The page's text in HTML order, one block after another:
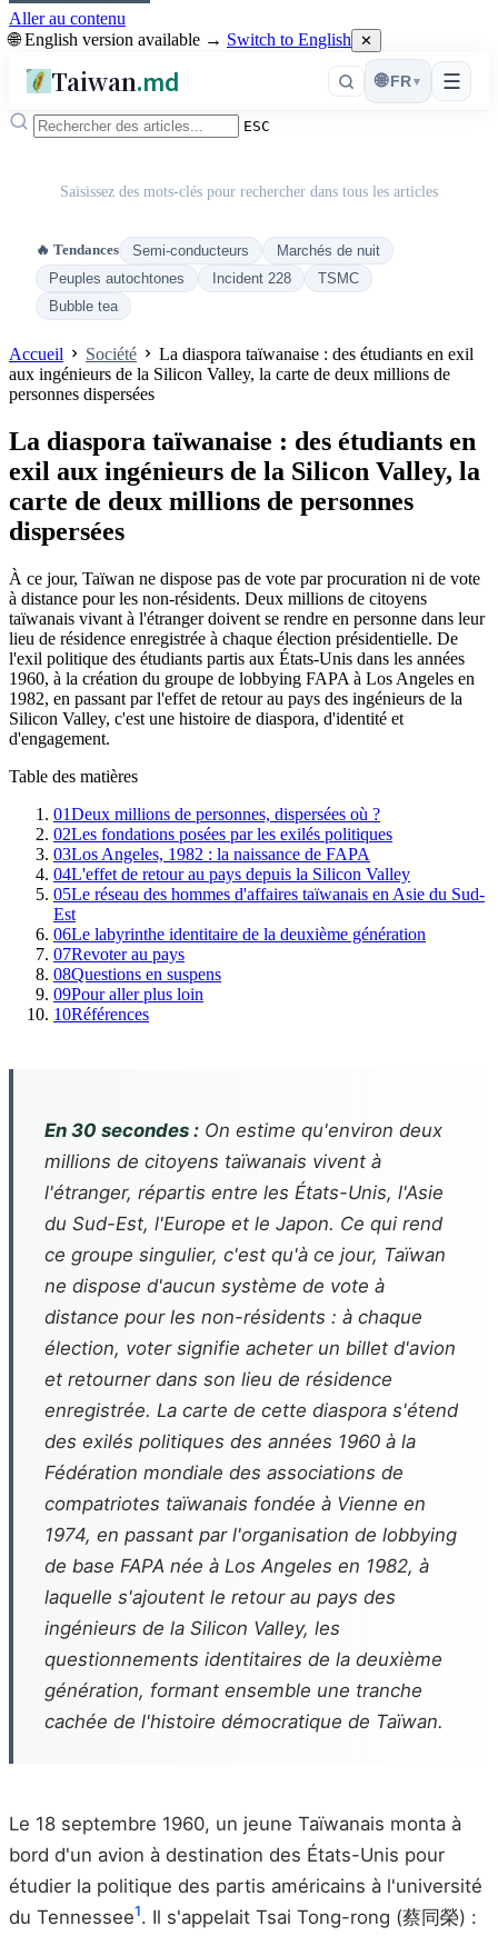
Aller au contenu
🌐 English version available → Switch to English ✕
Taiwan.md ☰
🌐 FR ▾
ESC
Saisissez des mots-clés pour rechercher dans tous les articles
🔥 Tendances Semi-conducteurs
Marchés de nuit
Peuples autochtones
Incident 228
TSMC
Bubble tea
Accueil Société
La diaspora taïwanaise : des étudiants en exil
aux ingénieurs de la Silicon Valley, la carte de deux millions de
personnes dispersées
La diaspora taïwanaise : des étudiants en
exil aux ingénieurs de la Silicon Valley, la
carte de deux millions de personnes
dispersées
À ce jour, Taïwan ne dispose pas de vote par procuration ni de vote
à distance pour les non-résidents. Deux millions de citoyens
taïwanais vivant à l'étranger doivent se rendre en personne dans leur
lieu de résidence enregistrée à chaque élection présidentielle. De
l'exil politique des étudiants partis aux États-Unis dans les années
1960, à la création du groupe de lobbying FAPA à Los Angeles en
1982, en passant par l'effet de retour au pays des ingénieurs de la
Silicon Valley, c'est une histoire de diaspora, d'identité et
d'engagement.
Table des matières
01Deux millions de personnes, dispersées où ?
02Les fondations posées par les exilés politiques
03Los Angeles, 1982 : la naissance de FAPA
04L'effet de retour au pays depuis la Silicon Valley
05Le réseau des hommes d'affaires taïwanais en Asie du Sud-
Est
06Le labyrinthe identitaire de la deuxième génération
07Revoter au pays
08Questions en suspens
09Pour aller plus loin
10Références
En 30 secondes : On estime qu'environ deux
millions de citoyens taïwanais vivent à
l'étranger, répartis entre les États-Unis, l'Asie
du Sud-Est, l'Europe et le Japon. Ce qui rend
ce groupe singulier, c'est qu'à ce jour, Taïwan
ne dispose d'aucun système de vote à
distance pour les non-résidents : à chaque
élection, voter signifie acheter un billet d'avion
et retourner dans son lieu de résidence
enregistrée. La carte de cette diaspora s'étend
des exilés politiques des années 1960 à la
Fédération mondiale des associations de
compatriotes taïwanais fondée à Vienne en
1974, en passant par l'organisation de lobbying
de base FAPA née à Los Angeles en 1982, à
laquelle s'ajoutent le retour au pays des
ingénieurs de la Silicon Valley, les
questionnements identitaires de la deuxième
génération, formant ensemble une tranche
cachée de l'histoire démocratique de Taïwan.
Le 18 septembre 1960, un jeune Taïwanais monta à
bord d'un avion à destination des États-Unis pour
étudier la politique des partis américains à l'université
du Tennessee1. Il s'appelait Tsai Tong-rong (蔡同榮) :